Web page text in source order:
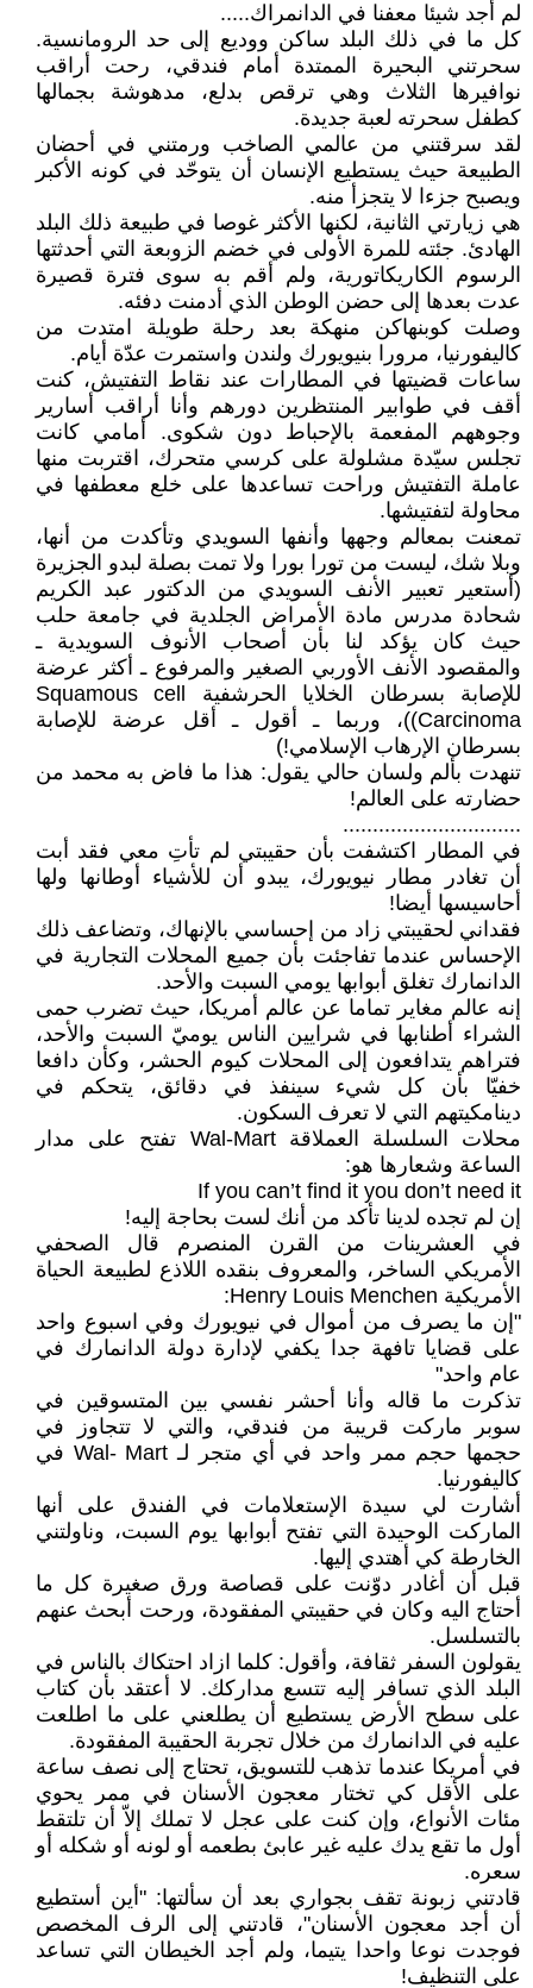
لم أجد شيئا معفنا في الدانمراك.....
كل ما في ذلك البلد ساكن ووديع إلى حد الرومانسية.
سحرتني البحيرة الممتدة أمام فندقي، رحت أراقب
نوافيرها الثلاث وهي ترقص بدلع، مدهوشة بجمالها
كطفل سحرته لعبة جديدة.
لقد سرقتني من عالمي الصاخب ورمتني في أحضان
الطبيعة حيث يستطيع الإنسان أن يتوحّد في كونه الأكبر
ويصبح جزءا لا يتجزأ منه.
هي زيارتي الثانية، لكنها الأكثر غوصا في طبيعة ذلك البلد
الهادئ. جئته للمرة الأولى في خضم الزوبعة التي أحدثتها
الرسوم الكاريكاتورية، ولم أقم به سوى فترة قصيرة
عدت بعدها إلى حضن الوطن الذي أدمنت دفئه.
وصلت كوبنهاكن منهكة بعد رحلة طويلة امتدت من
كاليفورنيا، مرورا بنيويورك ولندن واستمرت عدّة أيام.
ساعات قضيتها في المطارات عند نقاط التفتيش، كنت
أقف في طوابير المنتظرين دورهم وأنا أراقب أسارير
وجوههم المفعمة بالإحباط دون شكوى. أمامي كانت
تجلس سيّدة مشلولة على كرسي متحرك، اقتربت منها
عاملة التفتيش وراحت تساعدها على خلع معطفها في
محاولة لتفتيشها.
تمعنت بمعالم وجهها وأنفها السويدي وتأكدت من أنها،
وبلا شك، ليست من تورا بورا ولا تمت بصلة لبدو الجزيرة
(أستعير تعبير الأنف السويدي من الدكتور عبد الكريم
شحادة مدرس مادة الأمراض الجلدية في جامعة حلب
حيث كان يؤكد لنا بأن أصحاب الأنوف السويدية ـ
والمقصود الأنف الأوربي الصغير والمرفوع ـ أكثر عرضة
للإصابة بسرطان الخلايا الحرشفية Squamous cell
Carcinoma))، وربما ـ أقول ـ أقل عرضة للإصابة
بسرطان الإرهاب الإسلامي!)
تنهدت بألم ولسان حالي يقول: هذا ما فاض به محمد من
حضارته على العالم!
..............................
في المطار اكتشفت بأن حقيبتي لم تأتِ معي فقد أبت
أن تغادر مطار نيويورك، يبدو أن للأشياء أوطانها ولها
أحاسيسها أيضا!
فقداني لحقيبتي زاد من إحساسي بالإنهاك، وتضاعف ذلك
الإحساس عندما تفاجئت بأن جميع المحلات التجارية في
الدانمارك تغلق أبوابها يومي السبت والأحد.
إنه عالم مغاير تماما عن عالم أمريكا، حيث تضرب حمى
الشراء أطنابها في شرايين الناس يوميّ السبت والأحد،
فتراهم يتدافعون إلى المحلات كيوم الحشر، وكأن دافعا
خفيّا بأن كل شيء سينفذ في دقائق، يتحكم في
دينامكيتهم التي لا تعرف السكون.
محلات السلسلة العملاقة Wal-Mart تفتح على مدار
الساعة وشعارها هو:
If you can’t find it you don’t need it
إن لم تجده لدينا تأكد من أنك لست بحاجة إليه!
في العشرينات من القرن المنصرم قال الصحفي
الأمريكي الساخر، والمعروف بنقده اللاذع لطبيعة الحياة
الأمريكية Henry Louis Menchen:
"إن ما يصرف من أموال في نيويورك وفي اسبوع واحد
على قضايا تافهة جدا يكفي لإدارة دولة الدانمارك في
عام واحد"
تذكرت ما قاله وأنا أحشر نفسي بين المتسوقين في
سوبر ماركت قريبة من فندقي، والتي لا تتجاوز في
حجمها حجم ممر واحد في أي متجر لـ Wal- Mart في
كاليفورنيا.
أشارت لي سيدة الإستعلامات في الفندق على أنها
الماركت الوحيدة التي تفتح أبوابها يوم السبت، وناولتني
الخارطة كي أهتدي إليها.
قبل أن أغادر دوّنت على قصاصة ورق صغيرة كل ما
أحتاج اليه وكان في حقيبتي المفقودة، ورحت أبحث عنهم
بالتسلسل.
يقولون السفر ثقافة، وأقول: كلما ازاد احتكاك بالناس في
البلد الذي تسافر إليه تتسع مداركك. لا أعتقد بأن كتاب
على سطح الأرض يستطيع أن يطلعني على ما اطلعت
عليه في الدانمارك من خلال تجربة الحقيبة المفقودة.
في أمريكا عندما تذهب للتسويق، تحتاج إلى نصف ساعة
على الأقل كي تختار معجون الأسنان في ممر يحوي
مئات الأنواع، وإن كنت على عجل لا تملك إلاّ أن تلتقط
أول ما تقع يدك عليه غير عابئ بطعمه أو لونه أو شكله أو
سعره.
قادتني زبونة تقف بجواري بعد أن سألتها: "أين أستطيع
أن أجد معجون الأسنان"، قادتني إلى الرف المخصص
فوجدت نوعا واحدا يتيما، ولم أجد الخيطان التي تساعد
على التنظيف!